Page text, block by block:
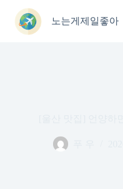
노는게제일좋아